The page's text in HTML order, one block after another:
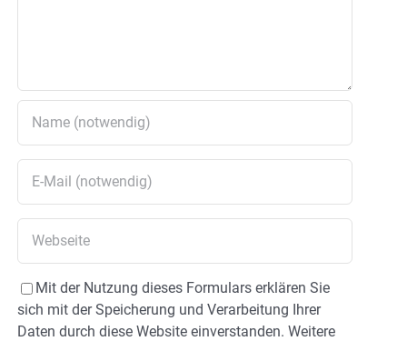
Mit der Nutzung dieses Formulars erklären Sie
sich mit der Speicherung und Verarbeitung Ihrer
Daten durch diese Website einverstanden. Weitere